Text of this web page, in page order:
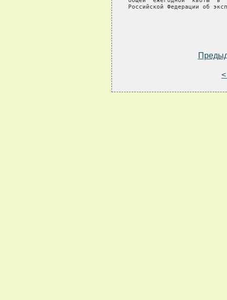
Российской Федерации об